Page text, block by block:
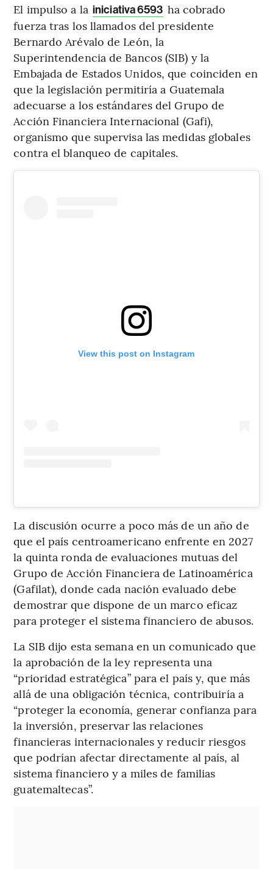
El impulso a la iniciativa 6593 ha cobrado
fuerza tras los llamados del presidente
Bernardo Arévalo de León, la
Superintendencia de Bancos (SIB) y la
Embajada de Estados Unidos, que coinciden en
que la legislación permitiría a Guatemala
adecuarse a los estándares del Grupo de
Acción Financiera Internacional (Gafi),
organismo que supervisa las medidas globales
contra el blanqueo de capitales.
View this post on Instagram
La discusión ocurre a poco más de un año de
que el país centroamericano enfrente en 2027
la quinta ronda de evaluaciones mutuas del
Grupo de Acción Financiera de Latinoamérica
(Gafilat), donde cada nación evaluado debe
demostrar que dispone de un marco eficaz
para proteger el sistema financiero de abusos.
La SIB dijo esta semana en un comunicado que
la aprobación de la ley representa una
“prioridad estratégica” para el país y, que más
allá de una obligación técnica, contribuiría a
“proteger la economía, generar confianza para
la inversión, preservar las relaciones
financieras internacionales y reducir riesgos
que podrían afectar directamente al país, al
sistema financiero y a miles de familias
guatemaltecas”.